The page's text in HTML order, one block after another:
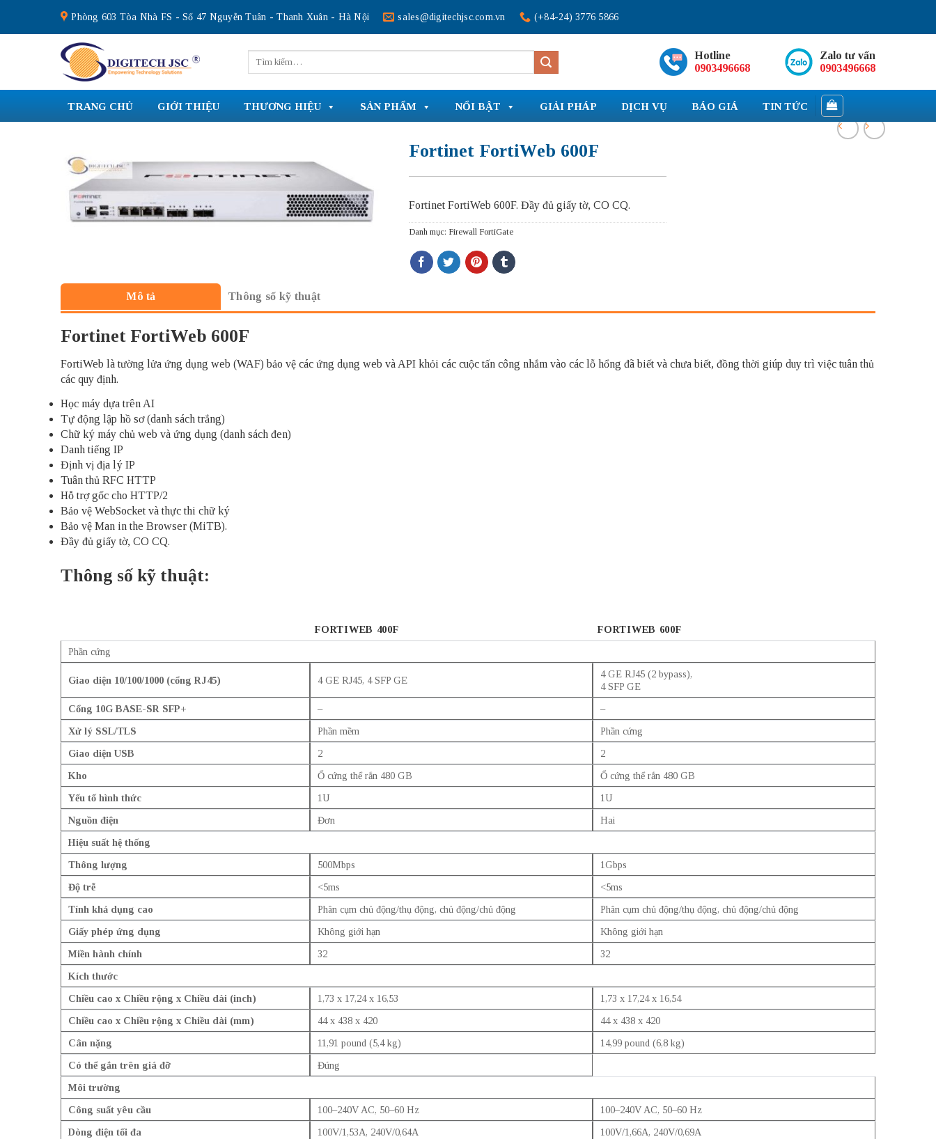
content
Phòng 603 Tòa Nhà FS - Số 47 Nguyễn Tuân - Thanh Xuân - Hà Nội sales@digitechjsc.com.vn (+84-24) 3776 5866
kiếm:
Hotline
0903496668
Zalo tư vấn
0903496668
TRANG CHỦ GIỚI THIỆU THƯƠNG HIỆU SẢN PHẨM NỔI BẬT GIẢI PHÁP DỊCH VỤ BÁO GIÁ TIN TỨC
Fortinet FortiWeb 600F
Fortinet FortiWeb 600F. Đầy đủ giấy tờ, CO CQ.
Danh mục: Firewall FortiGate
Mô tả Thông số kỹ thuật
Fortinet FortiWeb 600F
FortiWeb là tường lửa ứng dụng web (WAF) bảo vệ các ứng dụng web và API khỏi các cuộc tấn công nhắm vào các lỗ hổng đã biết và chưa biết, đồng thời giúp duy trì việc tuân thủ
các quy định.
Học máy dựa trên AI
Tự động lập hồ sơ (danh sách trắng)
Chữ ký máy chủ web và ứng dụng (danh sách đen)
Danh tiếng IP
Định vị địa lý IP
Tuân thủ RFC HTTP
Hỗ trợ gốc cho HTTP/2
Bảo vệ WebSocket và thực thi chữ ký
Bảo vệ Man in the Browser (MiTB).
Đầy đủ giấy tờ, CO CQ.
Thông số kỹ thuật:
FORTIWEB 400F
FORTIWEB 600F
Phần cứng
Giao diện 10/100/1000 (cổng RJ45) 4 GE RJ45, 4 SFP GE
4 GE RJ45 (2 bypass),
4 SFP GE
Cổng 10G BASE-SR SFP+
–
–
Xử lý SSL/TLS
Phần mềm
Phần cứng
Giao diện USB
2
2
Kho
Ổ cứng thể rắn 480 GB
Ổ cứng thể rắn 480 GB
Yếu tố hình thức
1U
1U
Nguồn điện
Đơn
Hai
Hiệu suất hệ thống
Thông lượng
500Mbps
1Gbps
Độ trễ
<5ms
<5ms
Tính khả dụng cao
Phân cụm chủ động/thụ động, chủ động/chủ động
Phân cụm chủ động/thụ động, chủ động/chủ động
Giấy phép ứng dụng
Không giới hạn
Không giới hạn
Miền hành chính
32
32
Kích thước
Chiều cao x Chiều rộng x Chiều dài (inch)
1,73 x 17,24 x 16,53
1,73 x 17,24 x 16,54
Chiều cao x Chiều rộng x Chiều dài (mm)
44 x 438 x 420
44 x 438 x 420
Cân nặng
11,91 pound (5,4 kg)
14,99 pound (6,8 kg)
Có thể gắn trên giá đỡ
Đúng
Môi trường
Công suất yêu cầu
100–240V AC, 50–60 Hz
100–240V AC, 50–60 Hz
Dòng điện tối đa
100V/1,53A, 240V/0,64A
100V/1,66A, 240V/0,69A